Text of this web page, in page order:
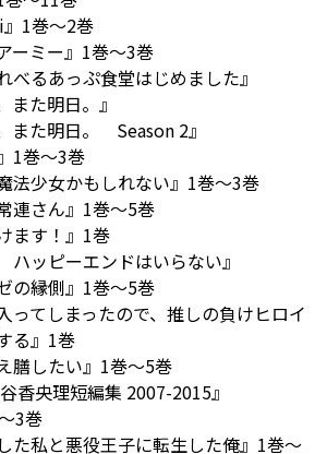
』1巻〜2巻
ーミー』1巻〜3巻
べるあっぷ食堂はじめました』
また明日。』
また明日。 Season 2』
1巻〜3巻
法少女かもしれない』1巻〜3巻
連さん』1巻〜5巻
ます！』1巻
ッピーエンドはいらない』
の縁側』1巻〜5巻
ってしまったので、推しの負けヒロイ
る』1巻
膳したい』1巻〜5巻
香央理短編集 2007-2015』
3巻
た私と悪役王子に転生した俺』1巻〜